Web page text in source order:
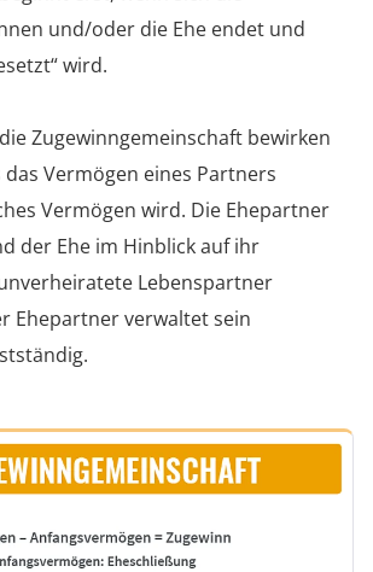
und/oder die Ehe endet und
wird.
Zugewinngemeinschaft bewirken
Vermögen eines Partners
Vermögen wird. Die Ehepartner
der Ehe im Hinblick auf ihr
Lebenspartner
Ehepartner verwaltet sein